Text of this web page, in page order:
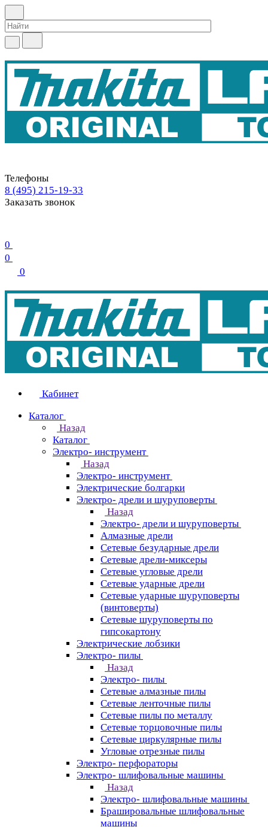
Телефоны
8 (495) 215-19-33
Заказать звонок
0
0
0
Кабинет
Каталог
Назад
Каталог
Электро- инструмент
Назад
Электро- инструмент
Электрические болгарки
Электро- дрели и шуруповерты
Назад
Электро- дрели и шуруповерты
Алмазные дрели
Сетевые безударные дрели
Сетевые дрели-миксеры
Сетевые угловые дрели
Сетевые ударные дрели
Сетевые ударные шуруповерты
(винтоверты)
Сетевые шуруповерты по
гипсокартону
Электрические лобзики
Электро- пилы
Назад
Электро- пилы
Сетевые алмазные пилы
Сетевые ленточные пилы
Сетевые пилы по металлу
Сетевые торцовочные пилы
Сетевые циркулярные пилы
Угловые отрезные пилы
Электро- перфораторы
Электро- шлифовальные машины
Назад
Электро- шлифовальные машины
Брашировальные шлифовальные
машины